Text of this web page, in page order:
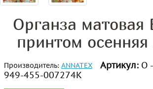
Органза матовая
принтом осенняя
Производитель: ANNATEX Артикул: О
949-455-007274К